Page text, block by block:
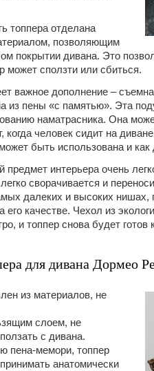
топпера отделана
позволяющим
покрытии дивана. Это
может сползти или сбиться.
важное дополнение –
из пены «с памятью». Эта
наматрасника. Она
когда человек сидит на
быть использована и
интерьера очень
сворачивается и
далеких и высоких нишах,
его качестве. Чехол из
и топпер снова будет готов
для дивана Дормео
из материалов, не
слоем, не
с дивана.
пена-мемори, топпер
анатомически